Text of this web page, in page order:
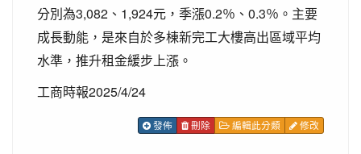
分別為3,082、1,924元，季漲0.2％、0.3％。主要
成長動能，是來自於多棟新完工大樓高出區域平均
水準，推升租金緩步上漲。
工商時報2025/4/24
發佈 刪除 編輯此分類 修改